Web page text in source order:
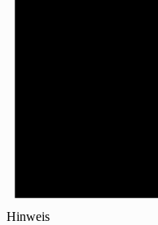
Hinweis